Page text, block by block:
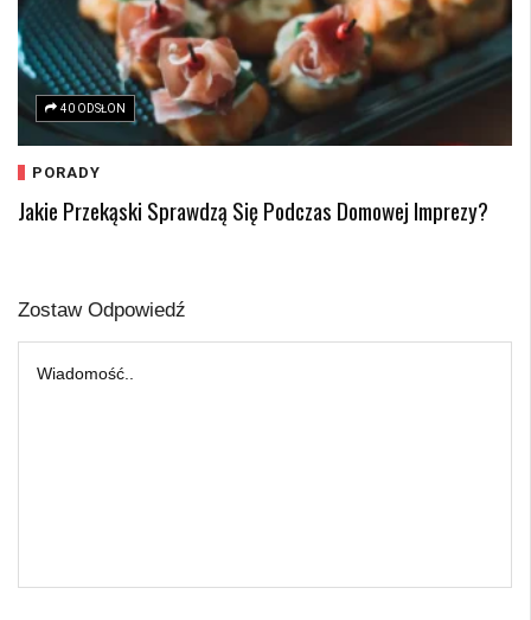
40 ODSŁON
PORADY
Jakie Przekąski Sprawdzą Się Podczas Domowej Imprezy?
Zostaw Odpowiedź